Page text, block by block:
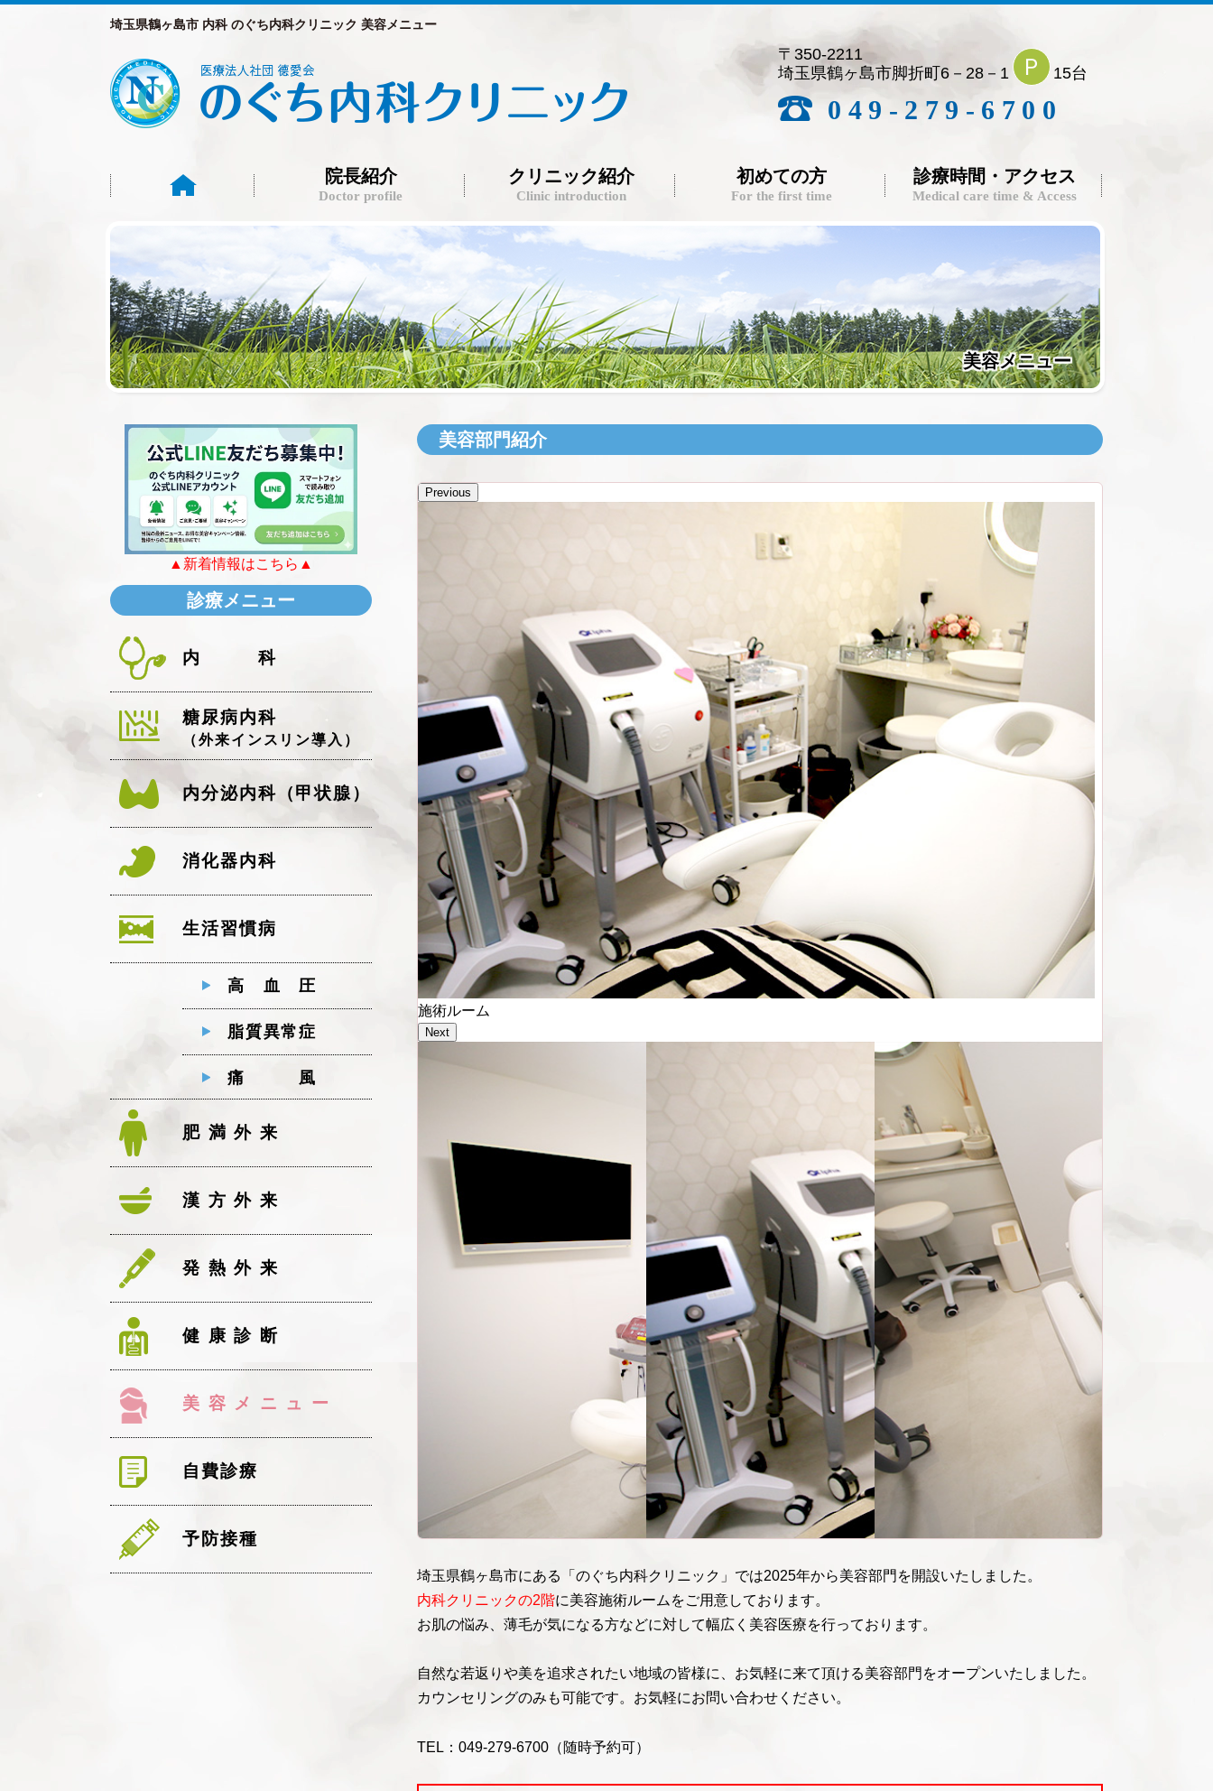
埼玉県鶴ヶ島市 内科 のぐち内科クリニック 美容メニュー
〒350-2211
埼玉県鶴ヶ島市脚折町6－28－1
Ｐ 15台
049-279-6700
院長紹介
Doctor profile
クリニック紹介
Clinic introduction
初めての方
For the first time
診療時間・アクセス
Medical care time & Access
美容メニュー
美容部門紹介
Previous
施術ルーム
Next
埼玉県鶴ヶ島市にある「のぐち内科クリニック」では2025年から美容部門を開設いたしました。
内科クリニックの2階に美容施術ルームをご用意しております。
お肌の悩み、薄毛が気になる方などに対して幅広く美容医療を行っております。
自然な若返りや美を追求されたい地域の皆様に、お気軽に来て頂ける美容部門をオープンいたしました。
カウンセリングのみも可能です。お気軽にお問い合わせください。
TEL： 049-279-6700 （随時予約可）
▲新着情報はこちら▲
診療メニュー
内科
糖尿病内科
（外来インスリン導入）
内分泌内科（甲状腺）
消化器内科
生活習慣病
高血圧
脂質異常症
痛風
肥満外来
漢方外来
発熱外来
健康診断
美容メニュー
自費診療
予防接種